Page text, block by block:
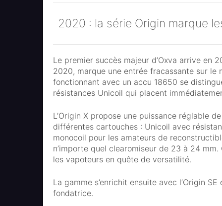
2020 : la série Origin marque
Le premier succès majeur d’Oxva arrive en
2020, marque une entrée fracassante sur
fonctionnant avec un accu 18650 se
résistances Unicoil qui placent
L’Origin X propose une puissance réglable
différentes cartouches : Unicoil avec
monocoil pour les amateurs de
n’importe quel clearomiseur de 23 à 24
les vapoteurs en quête de versatilité.
La gamme s’enrichit ensuite avec l’Origin
fondatrice.